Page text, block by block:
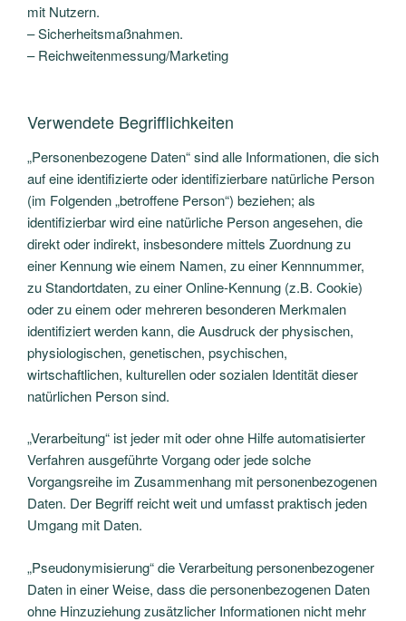
mit Nutzern.
– Sicherheitsmaßnahmen.
– Reichweitenmessung/Marketing
Verwendete Begrifflichkeiten
„Personenbezogene Daten“ sind alle Informationen, die sich
auf eine identifizierte oder identifizierbare natürliche Person
(im Folgenden „betroffene Person“) beziehen; als
identifizierbar wird eine natürliche Person angesehen, die
direkt oder indirekt, insbesondere mittels Zuordnung zu
einer Kennung wie einem Namen, zu einer Kennnummer,
zu Standortdaten, zu einer Online-Kennung (z.B. Cookie)
oder zu einem oder mehreren besonderen Merkmalen
identifiziert werden kann, die Ausdruck der physischen,
physiologischen, genetischen, psychischen,
wirtschaftlichen, kulturellen oder sozialen Identität dieser
natürlichen Person sind.
„Verarbeitung“ ist jeder mit oder ohne Hilfe automatisierter
Verfahren ausgeführte Vorgang oder jede solche
Vorgangsreihe im Zusammenhang mit personenbezogenen
Daten. Der Begriff reicht weit und umfasst praktisch jeden
Umgang mit Daten.
„Pseudonymisierung“ die Verarbeitung personenbezogener
Daten in einer Weise, dass die personenbezogenen Daten
ohne Hinzuziehung zusätzlicher Informationen nicht mehr